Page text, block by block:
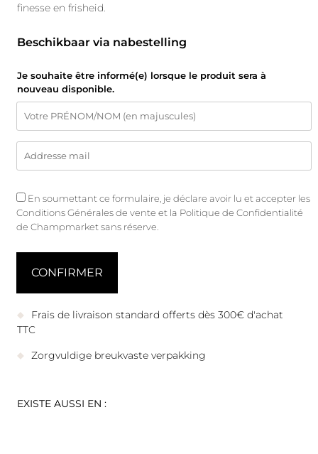
finesse en frisheid.
Beschikbaar via nabestelling
Je souhaite être informé(e) lorsque le produit sera à
nouveau disponible.
En soumettant ce formulaire, je déclare avoir lu et accepter les
Conditions Générales de vente et la Politique de Confidentialité
de Champmarket sans réserve.
Frais de livraison standard offerts dès 300€ d'achat
TTC
Zorgvuldige breukvaste verpakking
EXISTE AUSSI EN :